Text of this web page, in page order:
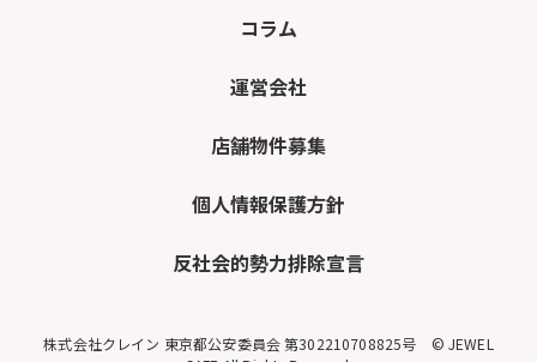
コラム
運営会社
店舗物件募集
個人情報保護方針
反社会的勢力排除宣言
株式会社クレイン 東京都公安委員会 第302210708825号 © JEWEL